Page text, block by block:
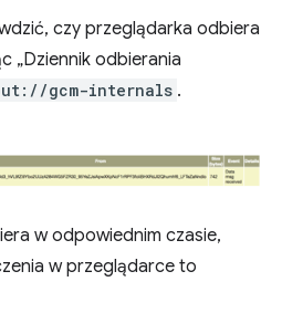
czy przeglądarka odbiera
„Dziennik odbierania
gcm-internals .
w odpowiednim czasie,
w przeglądarce to